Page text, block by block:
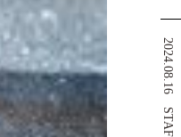
2024.08.16